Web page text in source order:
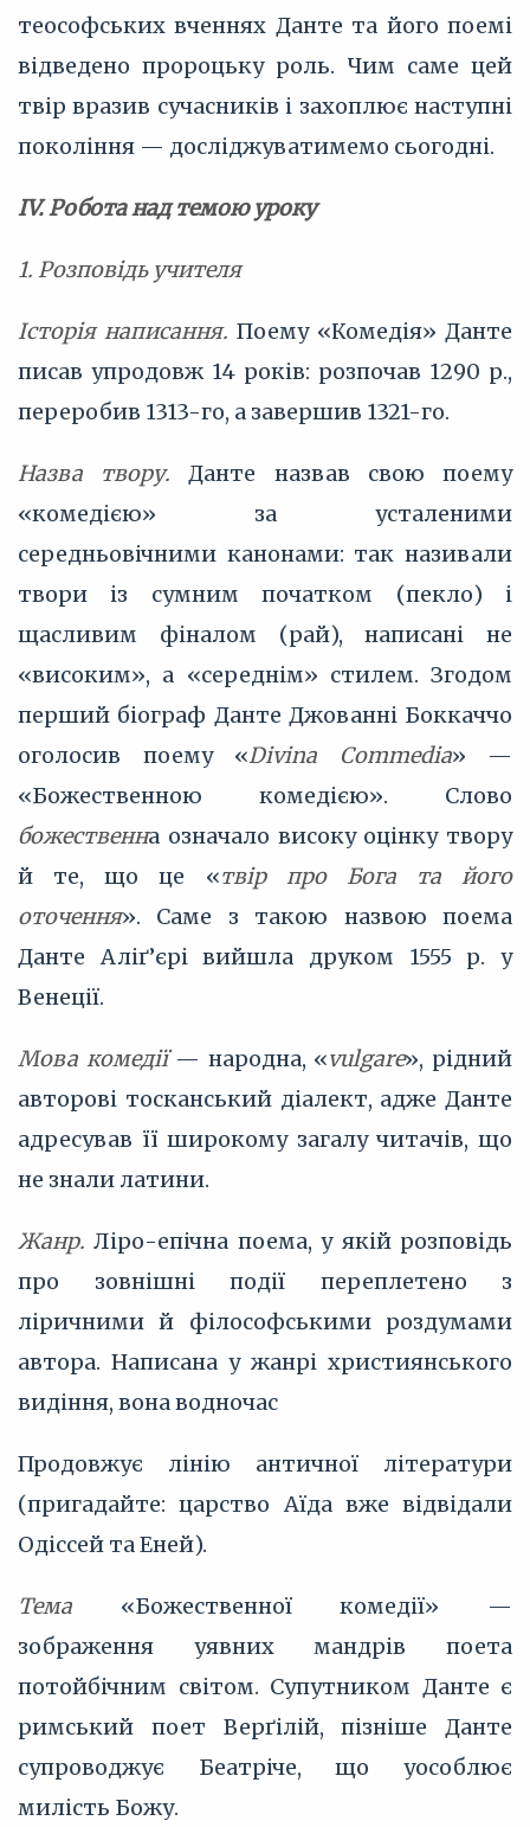
теософських вченнях Данте та його поемі
відведено пророцьку роль. Чим саме цей
твір вразив сучасників і захоплює наступні
покоління — досліджуватимемо сьогодні.
ІV. Робота над темою уроку
1. Розповідь учителя
Історія написання. Поему «Комедія» Данте
писав упродовж 14 років: розпочав 1290 р.,
переробив 1313-го, а завершив 1321-го.
Назва твору. Данте назвав свою поему
«комедією» за усталеними
середньовічними канонами: так називали
твори із сумним початком (пекло) і
щасливим фіналом (рай), написані не
«високим», а «середнім» стилем. Згодом
перший біограф Данте Джованні Боккаччо
оголосив поему «Divina Commedia» —
«Божественною комедією». Слово
божественна означало високу оцінку твору
й те, що це «твір про Бога та його
оточення». Саме з такою назвою поема
Данте Аліґ’єрі вийшла друком 1555 р. у
Венеції.
Мова комедії— народна, «vulgare», рідний
авторові тосканський діалект, адже Данте
адресував її широкому загалу читачів, що
не знали латини.
Жанр. Ліро-епічна поема, у якій розповідь
про зовнішні події переплетено з
ліричними й філософськими роздумами
автора. Написана у жанрі християнського
видіння, вона водночас
Продовжує лінію античної літератури
(пригадайте: царство Аїда вже відвідали
Одіссей та Еней).
Тема «Божественної комедії» —
зображення уявних мандрів поета
потойбічним світом. Супутником Данте є
римський поет Верґілій, пізніше Данте
супроводжує Беатріче, що уособлює
милість Божу.